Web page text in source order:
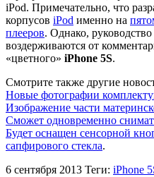
iPod. Примечательно, что
корпусов iPod именно на
плееров. Однако,
воздерживаются от
«цветного» iPhone 5S.
Смотрите также другие
Новые фотографии
Изображение части
Сможет одновременно
Будет оснащен сенсорной
сапфирового стекла.
6 сентября 2013 Теги: iPhone